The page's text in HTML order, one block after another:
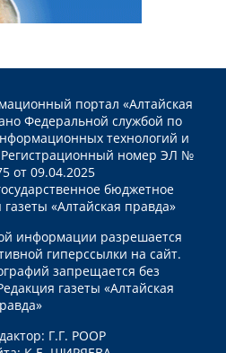
портал «Алтайская
Федеральной службой по
технологий и
номер ЭЛ №
от 09.04.2025
бюджетное
«Алтайская правда»
информации разрешается
гиперссылки на сайт.
запрещается без
газеты «Алтайская
Г.Г. РООР